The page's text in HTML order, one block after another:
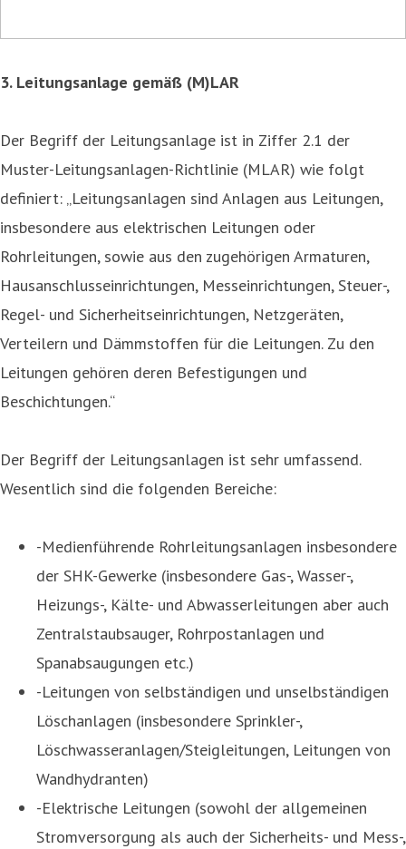
3. Leitungsanlage gemäß (M)LAR
Der Begriff der Leitungsanlage ist in Ziffer 2.1 der
Muster-Leitungsanlagen-Richtlinie (MLAR) wie folgt
definiert: „Leitungsanlagen sind Anlagen aus Leitungen,
insbesondere aus elektrischen Leitungen oder
Rohrleitungen, sowie aus den zugehörigen Armaturen,
Hausanschlusseinrichtungen, Messeinrichtungen, Steuer-,
Regel- und Sicherheitseinrichtungen, Netzgeräten,
Verteilern und Dämmstoffen für die Leitungen. Zu den
Leitungen gehören deren Befestigungen und
Beschichtungen.“
Der Begriff der Leitungsanlagen ist sehr umfassend.
Wesentlich sind die folgenden Bereiche:
-Medienführende Rohrleitungsanlagen insbesondere
der SHK-Gewerke (insbesondere Gas-, Wasser-,
Heizungs-, Kälte- und Abwasserleitungen aber auch
Zentralstaubsauger, Rohrpostanlagen und
Spanabsaugungen etc.)
-Leitungen von selbständigen und unselbständigen
Löschanlagen (insbesondere Sprinkler-,
Löschwasseranlagen/Steigleitungen, Leitungen von
Wandhydranten)
-Elektrische Leitungen (sowohl der allgemeinen
Stromversorgung als auch der Sicherheits- und Mess-,